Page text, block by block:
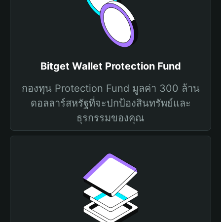
Bitget Wallet Protection Fund
กองทุน Protection Fund มูลค่า 300 ล้าน
ดอลลาร์สหรัฐที่จะปกป้องสินทรัพย์และ
ธุรกรรมของคุณ